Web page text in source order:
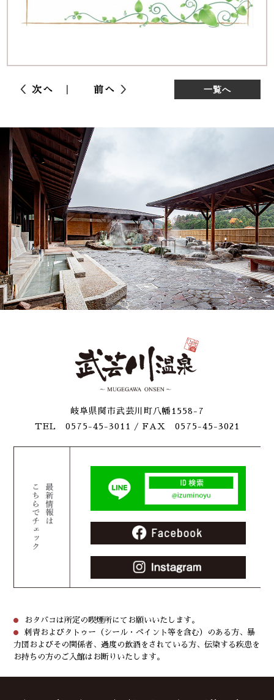
次へ 前へ 一覧へ
岐阜県関市武芸川町八幡1558-7
TEL 0575-45-3011
/ FAX 0575-45-3021
おタバコは所定の喫煙所にてお願いいたします。
刺青およびタトゥー（シール・ペイント等を含む）のある方、暴
力団およびその関係者、過度の飲酒をされている方、伝染する疾患を
お持ちの方のご入館はお断りいたします。